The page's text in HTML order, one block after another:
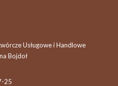
Usługowe i Handlowe
Bojdoł
25